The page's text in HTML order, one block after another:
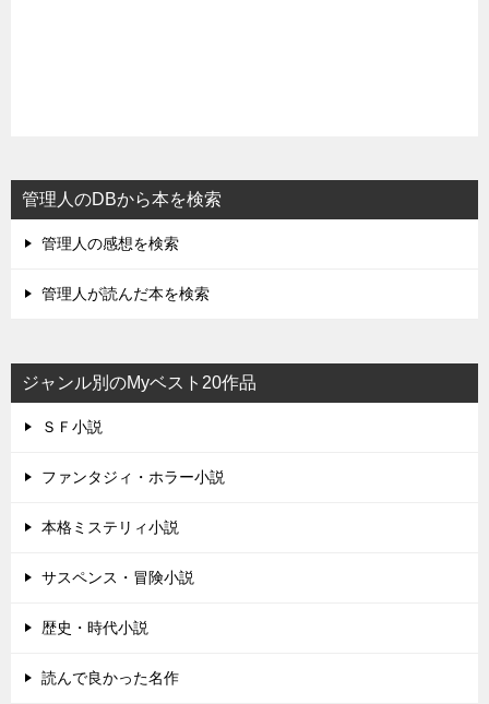
管理人のDBから本を検索
管理人の感想を検索
管理人が読んだ本を検索
ジャンル別のMyベスト20作品
ＳＦ小説
ファンタジィ・ホラー小説
本格ミステリィ小説
サスペンス・冒険小説
歴史・時代小説
読んで良かった名作